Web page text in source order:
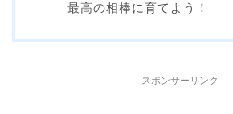
最高の相棒に育てよう！
スポンサーリンク